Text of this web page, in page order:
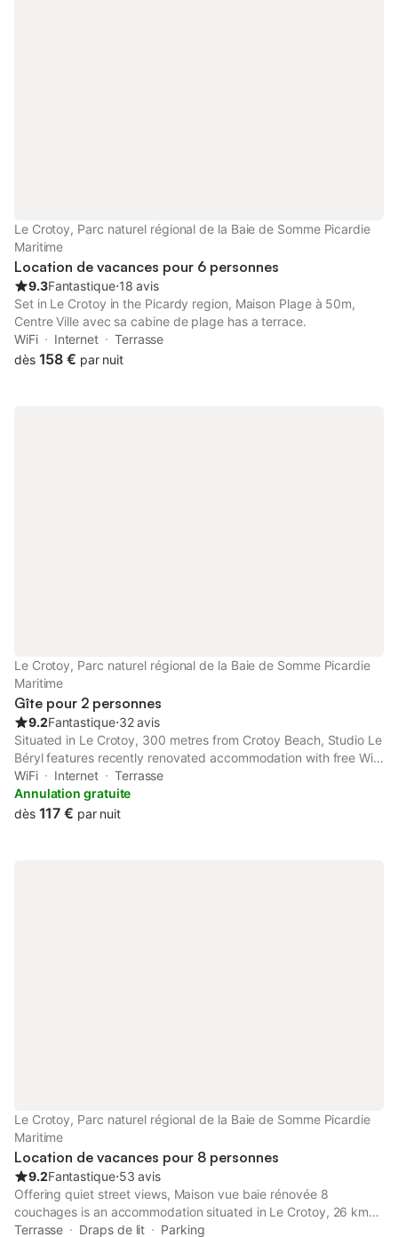
Le Crotoy, Parc naturel régional de la Baie de Somme Picardie
Maritime
Location de vacances pour 6 personnes
9.3Fantastique⋅18 avis
Set in Le Crotoy in the Picardy region, Maison Plage à 50m,
Centre Ville avec sa cabine de plage has a terrace.
WiFi
Internet
Terrasse
dès 158 € par nuit
Le Crotoy, Parc naturel régional de la Baie de Somme Picardie
Maritime
Gîte pour 2 personnes
9.2Fantastique⋅32 avis
Situated in Le Crotoy, 300 metres from Crotoy Beach, Studio Le
Béryl features recently renovated accommodation with free WiFi
and a terrace. It is located 50 km from Maréis Sea Fishing
Discovery Centre and offers bicycle parking.
WiFi Internet
Terrasse
Annulation gratuite
dès 117 € par nuit
Le Crotoy, Parc naturel régional de la Baie de Somme Picardie
Maritime
Location de vacances pour 8 personnes
9.2Fantastique⋅53 avis
Offering quiet street views, Maison vue baie rénovée 8
couchages is an accommodation situated in Le Crotoy, 26 km
from Rang du Fliers-Verton-Berck Train Station and 50 km from
Terrasse Draps de lit Parking